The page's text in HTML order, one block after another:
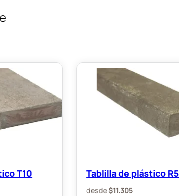
T10 Tablilla de plástico R5
desde$11.305